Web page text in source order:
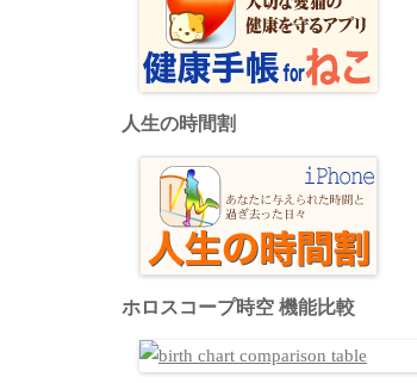
人生の時間割
ホロスコープ時空 機能比較